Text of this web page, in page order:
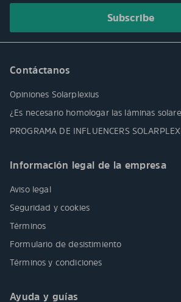
Contáctanos
Opiniones Solarplexius
¿Es necesario homologar las láminas
PROGRAMA DE INFLUENCERS
Información legal de la empresa
Aviso legal
Seguridad y cookies
Términos
Formulario de desistimiento
Términos y condiciones
Ayuda y guías